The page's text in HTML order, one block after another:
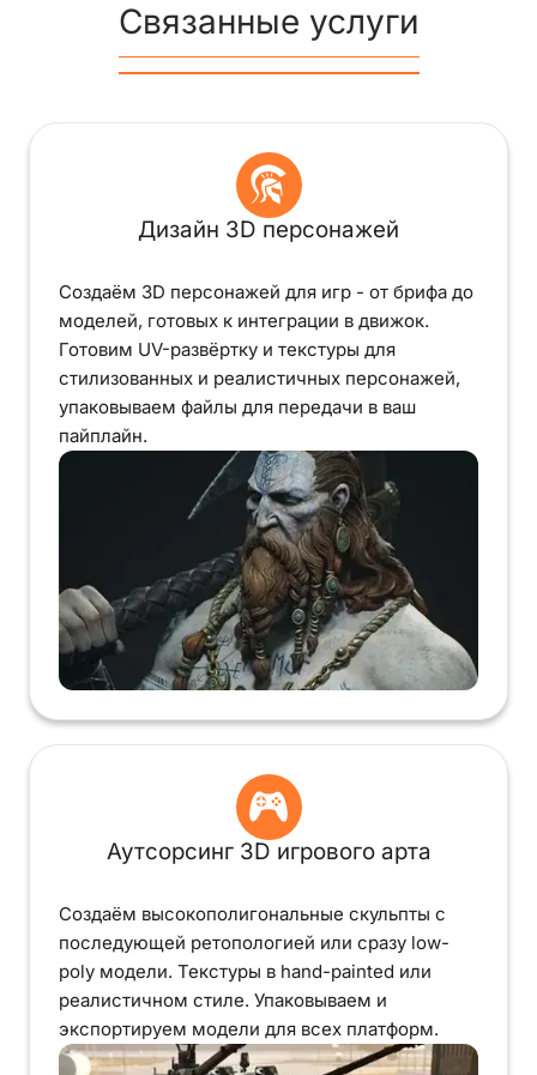
Связанные услуги
Дизайн 3D персонажей
Создаём 3D персонажей для игр - от брифа до
моделей, готовых к интеграции в движок.
Готовим UV-развёртку и текстуры для
стилизованных и реалистичных персонажей,
упаковываем файлы для передачи в ваш
пайплайн.
Аутсорсинг 3D игрового арта
Создаём высокополигональные скульпты с
последующей ретопологией или сразу low-
poly модели. Текстуры в hand-painted или
реалистичном стиле. Упаковываем и
экспортируем модели для всех платформ.